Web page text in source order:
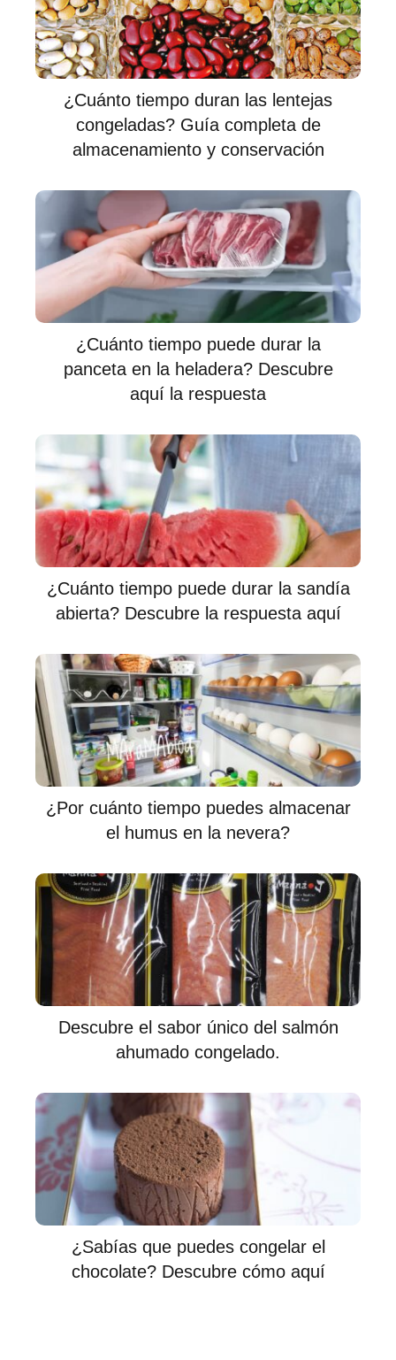
¿Cuánto tiempo duran las lentejas
congeladas? Guía completa de
almacenamiento y conservación
¿Cuánto tiempo puede durar la
panceta en la heladera? Descubre
aquí la respuesta
¿Cuánto tiempo puede durar la sandía
abierta? Descubre la respuesta aquí
¿Por cuánto tiempo puedes almacenar
el humus en la nevera?
Descubre el sabor único del salmón
ahumado congelado.
¿Sabías que puedes congelar el
chocolate? Descubre cómo aquí